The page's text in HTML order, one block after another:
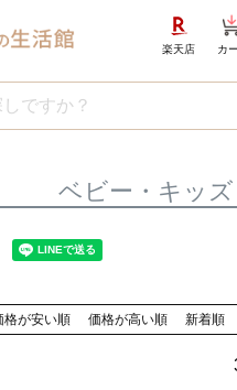
楽天店 カ
ベビー・キッズ
格が安い順 価格が高い順 新着順